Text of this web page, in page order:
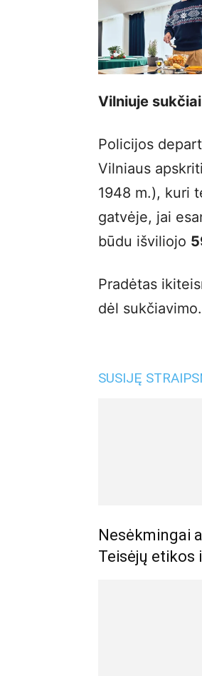
Vilniuje
Policijos
Vilniaus
1948 m.), kuri
gatvėje, jai
būdu išviliojo
Pradėtas
dėl sukčiavimo.
SUSIJĘ
Nesėkmingai
Teisėjų etikos